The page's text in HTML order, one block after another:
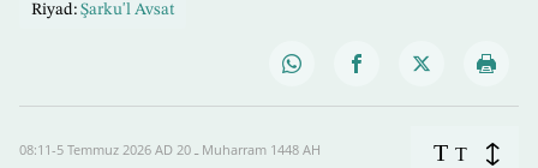
Riyad: Şarku'l Avsat
08:11-5 Temmuz 2026 AD ـ 20 Muharram 1448 AH T T